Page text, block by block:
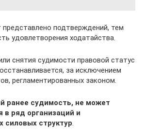
подтверждений, тем
удовлетворения ходатайства.
снятия судимости правовой статус
за исключением
регламентированных законом.
ранее судимость, не может
в ряд организаций и
силовых структур